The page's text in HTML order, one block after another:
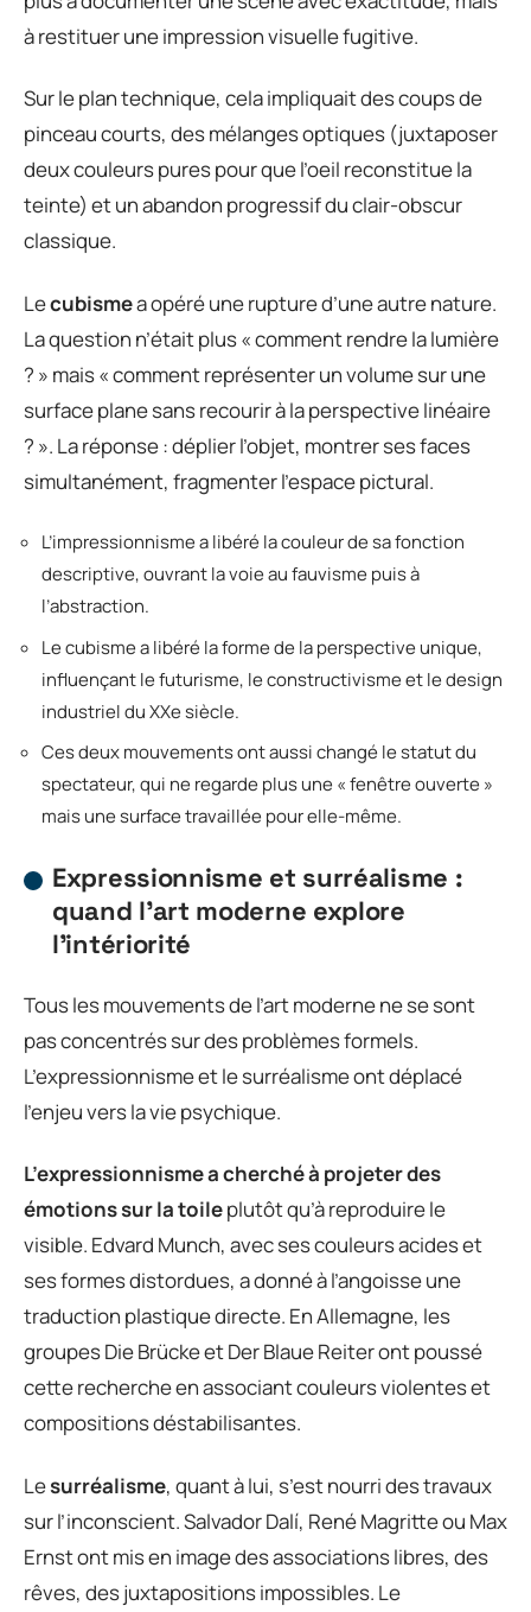
à restituer une impression visuelle fugitive.
Sur le plan technique, cela impliquait des coups de
pinceau courts, des mélanges optiques (juxtaposer
deux couleurs pures pour que l’oeil reconstitue la
teinte) et un abandon progressif du clair-obscur
classique.
Lecubismea opéré une rupture d’une autre nature.
La question n’était plus « comment rendre la lumière
? » mais « comment représenter un volume sur une
surface plane sans recourir à la perspective linéaire
? ». La réponse : déplier l’objet, montrer ses faces
simultanément, fragmenter l’espace pictural.
L’impressionnisme a libéré la couleur de sa fonction
descriptive, ouvrant la voie au fauvisme puis à
l’abstraction.
Le cubisme a libéré la forme de la perspective unique,
influençant le futurisme, le constructivisme et le design
industriel du XXe siècle.
Ces deux mouvements ont aussi changé le statut du
spectateur, qui ne regarde plus une « fenêtre ouverte »
mais une surface travaillée pour elle-même.
Expressionnisme et surréalisme :
quand l’art moderne explore
l’intériorité
Tous les mouvements de l’art moderne ne se sont
pas concentrés sur des problèmes formels.
L’expressionnisme et le surréalisme ont déplacé
l’enjeu vers la vie psychique.
L’expressionnisme a cherché à projeter des
émotions sur la toileplutôt qu’à reproduire le
visible. Edvard Munch, avec ses couleurs acides et
ses formes distordues, a donné à l’angoisse une
traduction plastique directe. En Allemagne, les
groupes Die Brücke et Der Blaue Reiter ont poussé
cette recherche en associant couleurs violentes et
compositions déstabilisantes.
Lesurréalisme, quant à lui, s’est nourri des travaux
sur l’inconscient. Salvador Dalí, René Magritte ou Max
Ernst ont mis en image des associations libres, des
rêves, des juxtapositions impossibles. Le